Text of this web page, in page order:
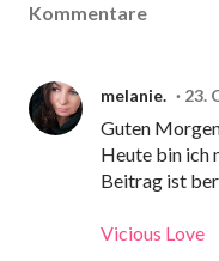
Kommentare
melanie. 23.
Guten
Heute bin ich
Beitrag ist
Vicious Love